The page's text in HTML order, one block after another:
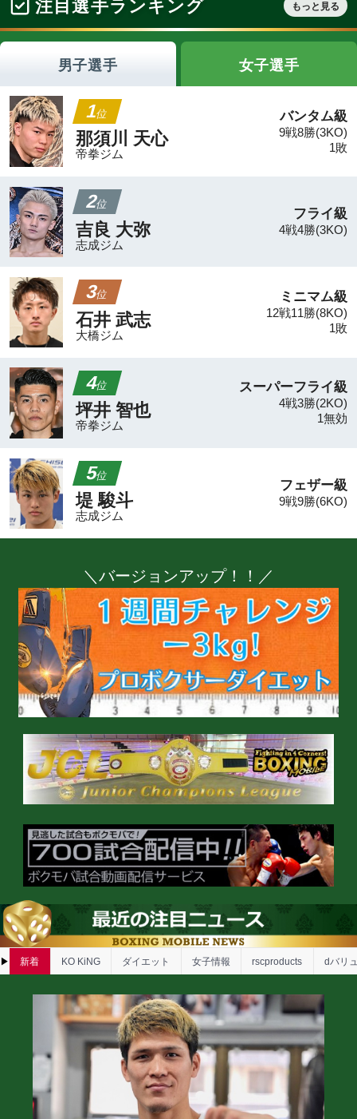
8/9(日)
北九州第一ライオン
ズクラブPresents
Orio Bo...
GENKOTSU 立
飛大会 vol.13[日
その他のニュース
女子情報 前日計量・調印式 立ち話 KO
IBFミドル級王座決定戦
IBFミドル級王座決定戦
vsマッケナ
インタビュー
疑惑判定の先へ! 和田ま
見据える世界の頂点
海外試合結果
WBC世界ライト級王座
セペダvsローチ
海外試合結果
IBF世界ライト級戦ムラ
コンセイソン